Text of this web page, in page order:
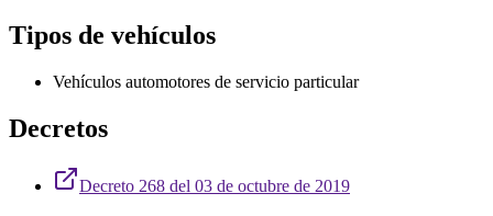
Tipos de vehículos
Vehículos automotores de servicio particular
Decretos
Decreto 268 del 03 de octubre de 2019